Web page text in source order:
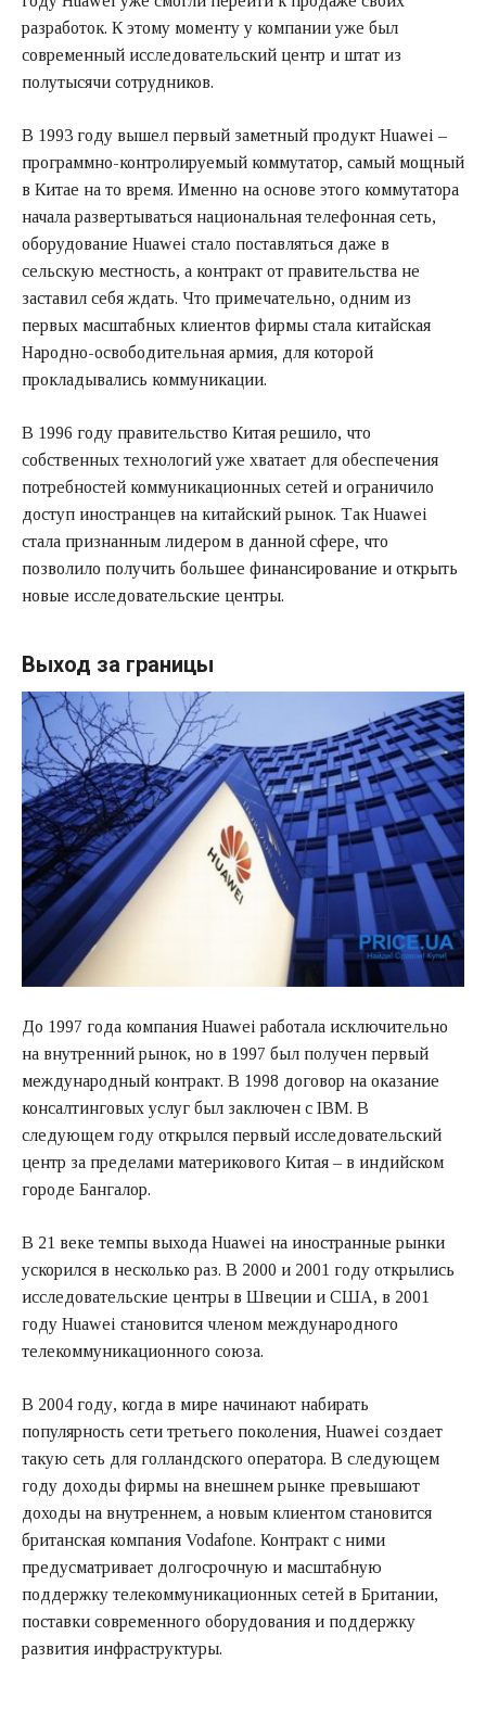
разработок. К этому моменту у компании уже был
современный исследовательский центр и штат из
полутысячи сотрудников.
В 1993 году вышел первый заметный продукт Huawei –
программно-контролируемый коммутатор, самый мощный
в Китае на то время. Именно на основе этого коммутатора
начала развертываться национальная телефонная сеть,
оборудование Huawei стало поставляться даже в
сельскую местность, а контракт от правительства не
заставил себя ждать. Что примечательно, одним из
первых масштабных клиентов фирмы стала китайская
Народно-освободительная армия, для которой
прокладывались коммуникации.
В 1996 году правительство Китая решило, что
собственных технологий уже хватает для обеспечения
потребностей коммуникационных сетей и ограничило
доступ иностранцев на китайский рынок. Так Huawei
стала признанным лидером в данной сфере, что
позволило получить большее финансирование и открыть
новые исследовательские центры.
Выход за границы
До 1997 года компания Huawei работала исключительно
на внутренний рынок, но в 1997 был получен первый
международный контракт. В 1998 договор на оказание
консалтинговых услуг был заключен с IBM. В
следующем году открылся первый исследовательский
центр за пределами материкового Китая – в индийском
городе Бангалор.
В 21 веке темпы выхода Huawei на иностранные рынки
ускорился в несколько раз. В 2000 и 2001 году открылись
исследовательские центры в Швеции и США, в 2001
году Huawei становится членом международного
телекоммуникационного союза.
В 2004 году, когда в мире начинают набирать
популярность сети третьего поколения, Huawei создает
такую сеть для голландского оператора. В следующем
году доходы фирмы на внешнем рынке превышают
доходы на внутреннем, а новым клиентом становится
британская компания Vodafone. Контракт с ними
предусматривает долгосрочную и масштабную
поддержку телекоммуникационных сетей в Британии,
поставки современного оборудования и поддержку
развития инфраструктуры.